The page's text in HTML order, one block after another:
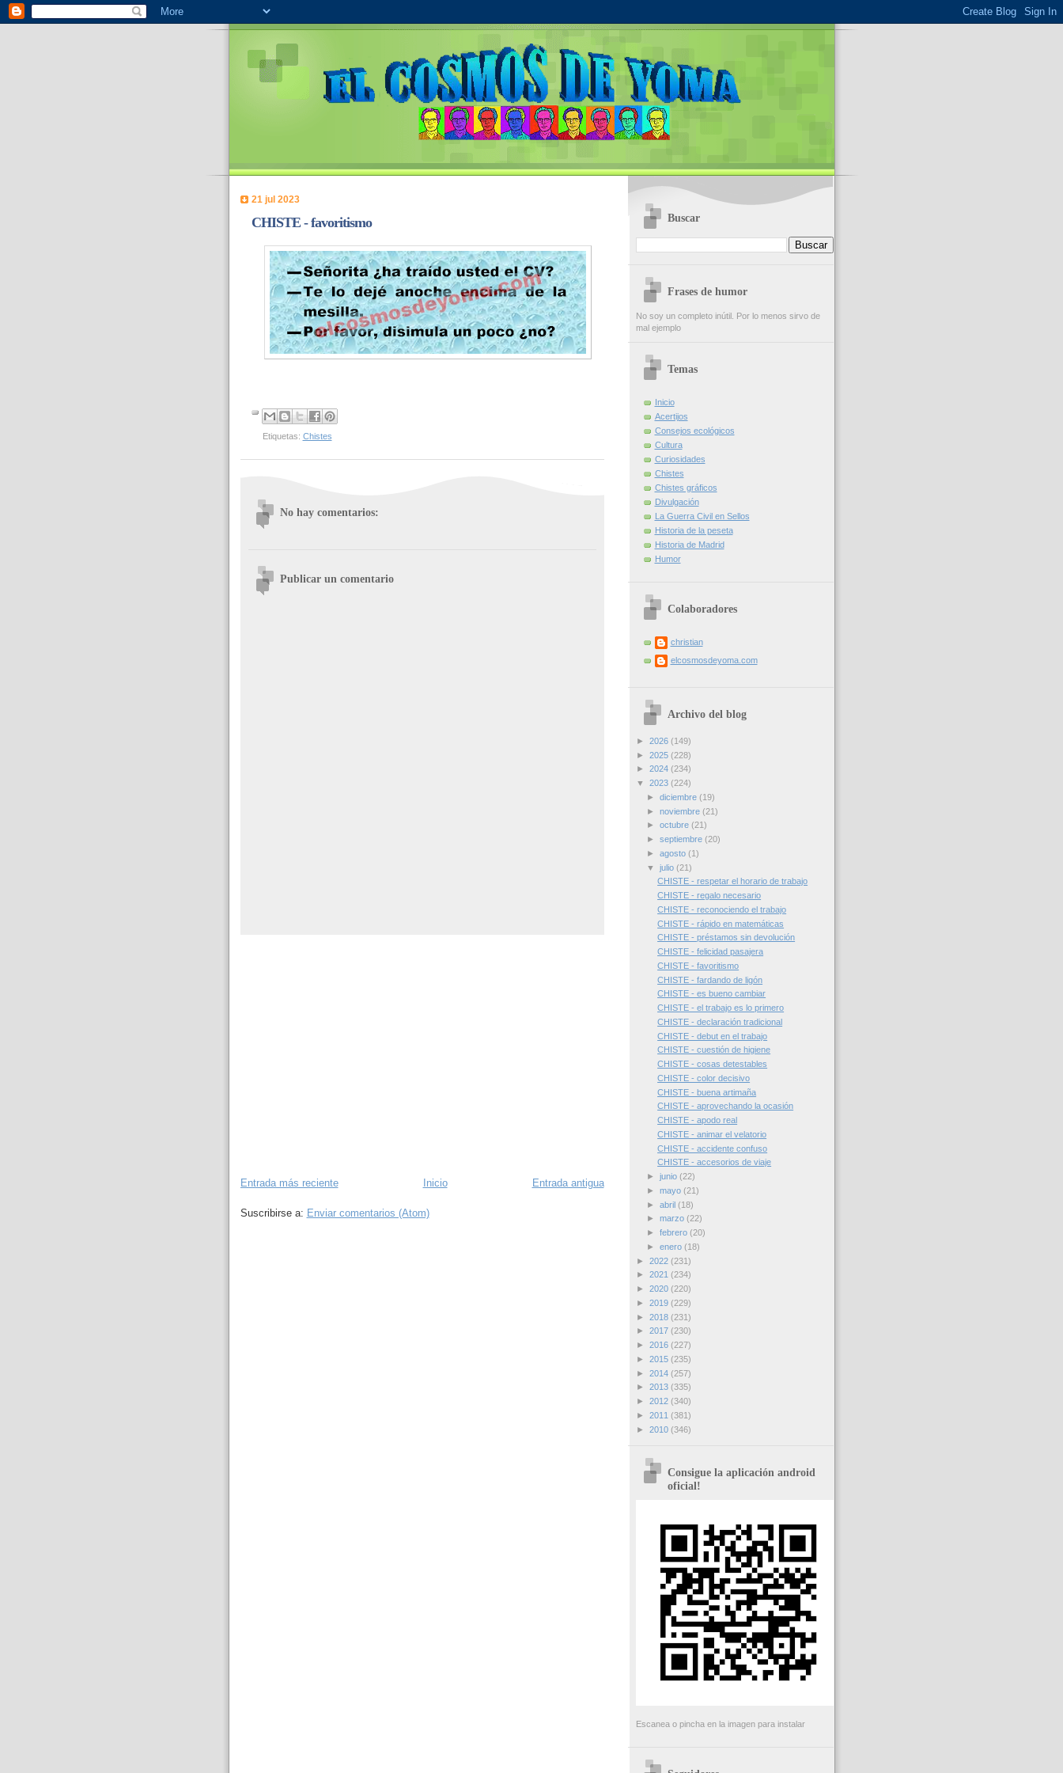
21 jul 2023
CHISTE - favoritismo
Etiquetas: Chistes
No hay comentarios:
Publicar un comentario
Entrada más reciente Entrada antigua
Inicio
Suscribirse a: Enviar comentarios (Atom)
Buscar
Frases de humor
No soy un completo inútil. Por lo menos sirvo de
mal ejemplo
Temas
Inicio
Acertijos
Consejos ecológicos
Cultura
Curiosidades
Chistes
Chistes gráficos
Divulgación
La Guerra Civil en Sellos
Historia de la peseta
Historia de Madrid
Humor
Colaboradores
christian
elcosmosdeyoma.com
Archivo del blog
► 2026 (149)
► 2025 (228)
► 2024 (234)
▼ 2023 (224)
► diciembre (19)
► noviembre (21)
► octubre (21)
► septiembre (20)
► agosto (1)
▼ julio (21)
CHISTE - respetar el horario de trabajo
CHISTE - regalo necesario
CHISTE - reconociendo el trabajo
CHISTE - rápido en matemáticas
CHISTE - préstamos sin devolución
CHISTE - felicidad pasajera
CHISTE - favoritismo
CHISTE - fardando de ligón
CHISTE - es bueno cambiar
CHISTE - el trabajo es lo primero
CHISTE - declaración tradicional
CHISTE - debut en el trabajo
CHISTE - cuestión de higiene
CHISTE - cosas detestables
CHISTE - color decisivo
CHISTE - buena artimaña
CHISTE - aprovechando la ocasión
CHISTE - apodo real
CHISTE - animar el velatorio
CHISTE - accidente confuso
CHISTE - accesorios de viaje
► junio (22)
► mayo (21)
► abril (18)
► marzo (22)
► febrero (20)
► enero (18)
► 2022 (231)
► 2021 (234)
► 2020 (220)
► 2019 (229)
► 2018 (231)
► 2017 (230)
► 2016 (227)
► 2015 (235)
► 2014 (257)
► 2013 (335)
► 2012 (340)
► 2011 (381)
► 2010 (346)
Consigue la aplicación android
oficial!
Escanea o pincha en la imagen para instalar